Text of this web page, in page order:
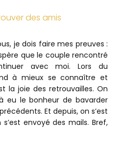
des amis
je dois faire mes preuves :
que le couple rencontré
avec moi. Lors du
à mieux se connaître et
la joie des retrouvailles. On
eu le bonheur de bavarder
Et depuis, on s’est
envoyé des mails. Bref,